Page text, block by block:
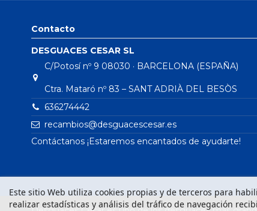
Contacto
DESGUACES CESAR SL
C/Potosí nº 9 08030 · BARCELONA (ESPAÑA)
Ctra. Mataró nº 83 – SANT ADRIÀ DEL BESÒS
636274442
recambios@desguacescesar.es
Contáctanos ¡Estaremos encantados de ayudarte!
Este sitio Web utiliza cookies propias y de terceros para
realizar estadísticas y análisis del tráfico de navegación